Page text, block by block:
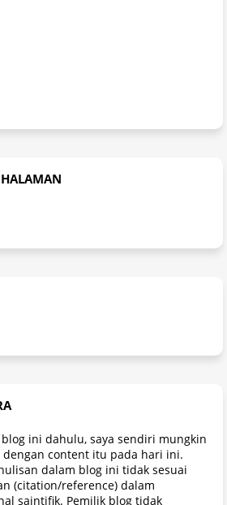
ini dahulu, saya sendiri mungkin
content itu pada hari ini.
dalam blog ini tidak sesuai
(citation/reference) dalam
saintifik. Pemilik blog tidak